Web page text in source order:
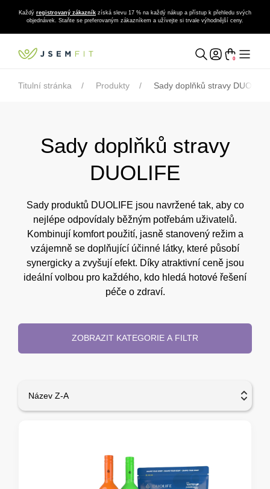
Každý registrovaný zákazník získá slevu 17 % na každý nákup a přístup k přehledu svých
objednávek. Staňte se preferovaným zákazníkem a užívejte si trvale výhodnější ceny.
0
Titulní stránka Produkty Sady doplňků stravy DUOLIFE
Sady doplňků stravy
DUOLIFE
Sady produktů DUOLIFE jsou navržené tak, aby co
nejlépe odpovídaly běžným potřebám uživatelů.
Kombinují komfort použití, jasně stanovený režim a
vzájemně se doplňující účinné látky, které působí
synergicky a zvyšují efekt. Díky atraktivní ceně jsou
ideální volbou pro každého, kdo hledá hotové řešení
péče o zdraví.
ZOBRAZIT KATEGORIE A FILTR
Název Z-A